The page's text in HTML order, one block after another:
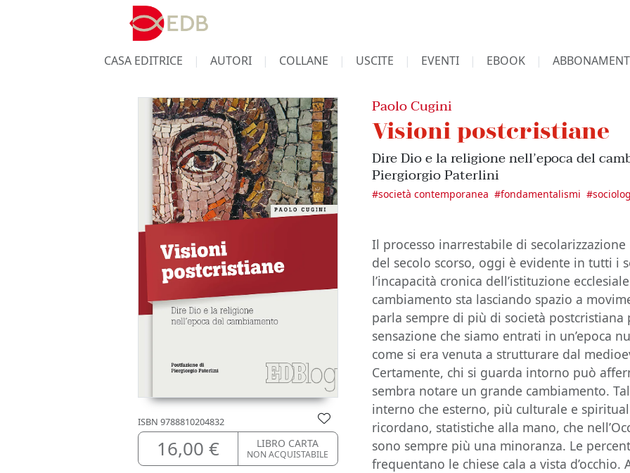
CASA EDITRICE AUTORI COLLANE USCITE EVENTI EBOOK
ISBN 9788810204832
16,00 € LIBRO CARTA
NON ACQUISTABILE
Paolo Cugini
Visioni postcristiane
Dire Dio e la religione nell’epoca del
Piergiorgio Paterlini
#società contemporanea #fondamentalismi #
Il processo inarrestabile di
del secolo scorso, oggi è evidente in tutti i
l’incapacità cronica dell’istituzione
cambiamento sta lasciando spazio a
parla sempre di più di società
sensazione che siamo entrati in un’epoca
come si era venuta a strutturare dal
Certamente, chi si guarda intorno può
sembra notare un grande cambiamento.
interno che esterno, più culturale e
ricordano, statistiche alla mano, che
sono sempre più una minoranza. Le
frequentano le chiese cala a vista